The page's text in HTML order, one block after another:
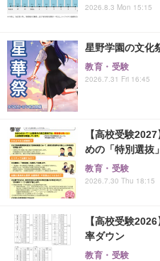
2026.8.3 Mon 15:15
星野学園の文化
教育・受験
2026.7.31 Fri 16:45
【高校受験
めの「特別選抜
教育・受験
2026.7.30 Thu 18:15
【高校受験
率ダウン
教育・受験